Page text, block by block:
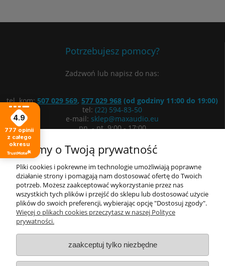
Potrzebujesz pomocy?
Zadzwoń lub napisz do nas:
tel. kom: 507 029 569, 577 029 968 (od godziny 11:00 do 19:00)
tel: (22) 594-83-50
e-mail: sklep@maxaudio.eu
pn. - pt. 9:00 - 17:00
ul. Łuki Wielkie 3/5, 02-434 Warszawa
Wyznacz trasę
Informacje
Moje konto
O nas
4.9
777 opinii
z całego
okresu
Dbamy o Twoją prywatność
Pliki cookies i pokrewne im technologie umożliwiają poprawne
działanie strony i pomagają nam dostosować ofertę do Twoich
potrzeb. Możesz zaakceptować wykorzystanie przez nas
wszystkich tych plików i przejść do sklepu lub dostosować użycie
plików do swoich preferencji, wybierając opcję "Dostosuj zgody".
Więcej o plikach cookies przeczytasz w naszej Polityce
prywatności.
zaakceptuj tylko niezbędne